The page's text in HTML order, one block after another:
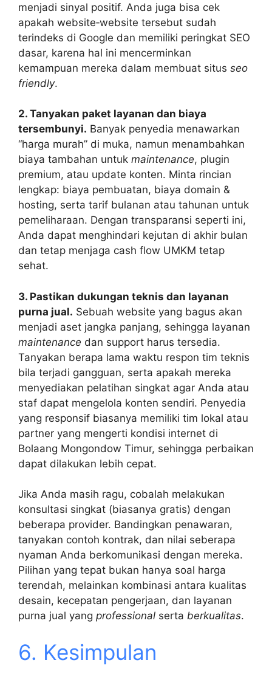
menjadi sinyal positif. Anda juga bisa cek
apakah website‑website tersebut sudah
terindeks di Google dan memiliki peringkat SEO
dasar, karena hal ini mencerminkan
kemampuan mereka dalam membuat situs seo
friendly.
2. Tanyakan paket layanan dan biaya
tersembunyi. Banyak penyedia menawarkan
“harga murah” di muka, namun menambahkan
biaya tambahan untuk maintenance, plugin
premium, atau update konten. Minta rincian
lengkap: biaya pembuatan, biaya domain &
hosting, serta tarif bulanan atau tahunan untuk
pemeliharaan. Dengan transparansi seperti ini,
Anda dapat menghindari kejutan di akhir bulan
dan tetap menjaga cash flow UMKM tetap
sehat.
3. Pastikan dukungan teknis dan layanan
purna jual. Sebuah website yang bagus akan
menjadi aset jangka panjang, sehingga layanan
maintenance dan support harus tersedia.
Tanyakan berapa lama waktu respon tim teknis
bila terjadi gangguan, serta apakah mereka
menyediakan pelatihan singkat agar Anda atau
staf dapat mengelola konten sendiri. Penyedia
yang responsif biasanya memiliki tim lokal atau
partner yang mengerti kondisi internet di
Bolaang Mongondow Timur, sehingga perbaikan
dapat dilakukan lebih cepat.
Jika Anda masih ragu, cobalah melakukan
konsultasi singkat (biasanya gratis) dengan
beberapa provider. Bandingkan penawaran,
tanyakan contoh kontrak, dan nilai seberapa
nyaman Anda berkomunikasi dengan mereka.
Pilihan yang tepat bukan hanya soal harga
terendah, melainkan kombinasi antara kualitas
desain, kecepatan pengerjaan, dan layanan
purna jual yang professional serta berkualitas.
6. Kesimpulan